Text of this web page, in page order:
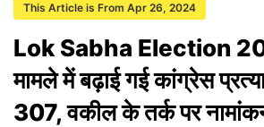
This Article is From Apr 26, 2024
Lok Sabha Election
मामले में बढ़ाई गई कांग्रेस
307, वकील के तर्क पर